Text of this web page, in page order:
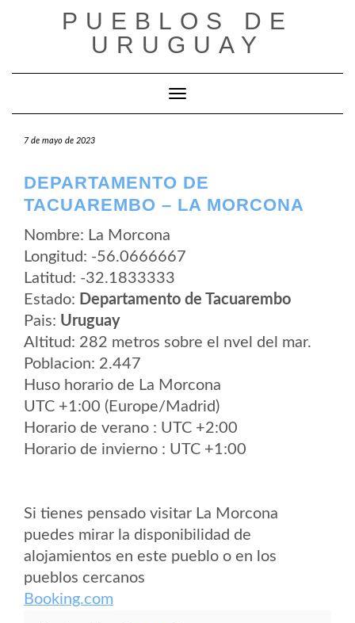
PUEBLOS DE
URUGUAY
Cambiar modo de navegación
7 de mayo de 2023
DEPARTAMENTO DE
TACUAREMBO – LA MORCONA
Nombre: La Morcona
Longitud: -56.0666667
Latitud: -32.1833333
Estado: Departamento de Tacuarembo
Pais: Uruguay
Altitud: 282 metros sobre el nvel del mar.
Poblacion: 2.447
Huso horario de La Morcona
UTC +1:00 (Europe/Madrid)
Horario de verano : UTC +2:00
Horario de invierno : UTC +1:00
Si tienes pensado visitar La Morcona
puedes mirar la disponibilidad de
alojamientos en este pueblo o en los
pueblos cercanos
Booking.com